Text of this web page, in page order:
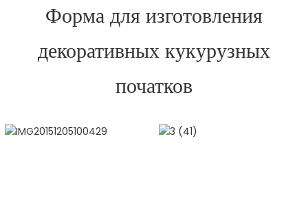
Форма для изготовления
декоративных кукурузных
початков